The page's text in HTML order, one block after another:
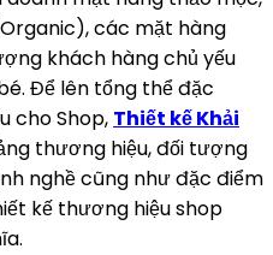
các mặt hàng
khách hàng chủ yếu
Để lên tổng thể đặc
cho Shop, Thiết kế Khải
thương hiệu, đối tượng
nghề cũng như đặc điểm
kế thương hiệu shop